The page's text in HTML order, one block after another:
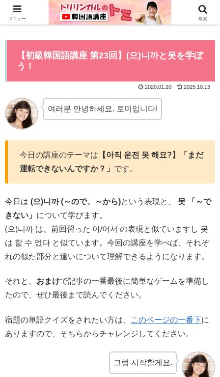
0から全てYouTubeで学べる韓国語講座はこちら>>
【初級韓国語講座 第23回】(으)니까と못を学ぼ
う！
2020.01.20 2025.10.13
여러분 안녕하세요. 토미입니다!
今日の講座のテーマは 【아직 운전 못 해요?】「まだ
運転できないんですか？」 です。
今日は (으)니까 (～ので、～から)という表現と、
못 「～で
きない」 について学びます。
(으)니까 は、前回習った 아/어서 の表現と似ていますし 못
は 할 수 없다 と似ています。今回の講座を学べば、それぞ
れの似た部分と違いについて理解できるようになります。
それと、 おまけで記事の一番最後に簡単なゲームを準備し
たので、ぜひ最後まで読んでください。
宿題の単語クイズをされたい方は、 このページの一番下に
ありますので、そちらからチャレンジしてください。
그럼 시작할게요.
メニュー 検索